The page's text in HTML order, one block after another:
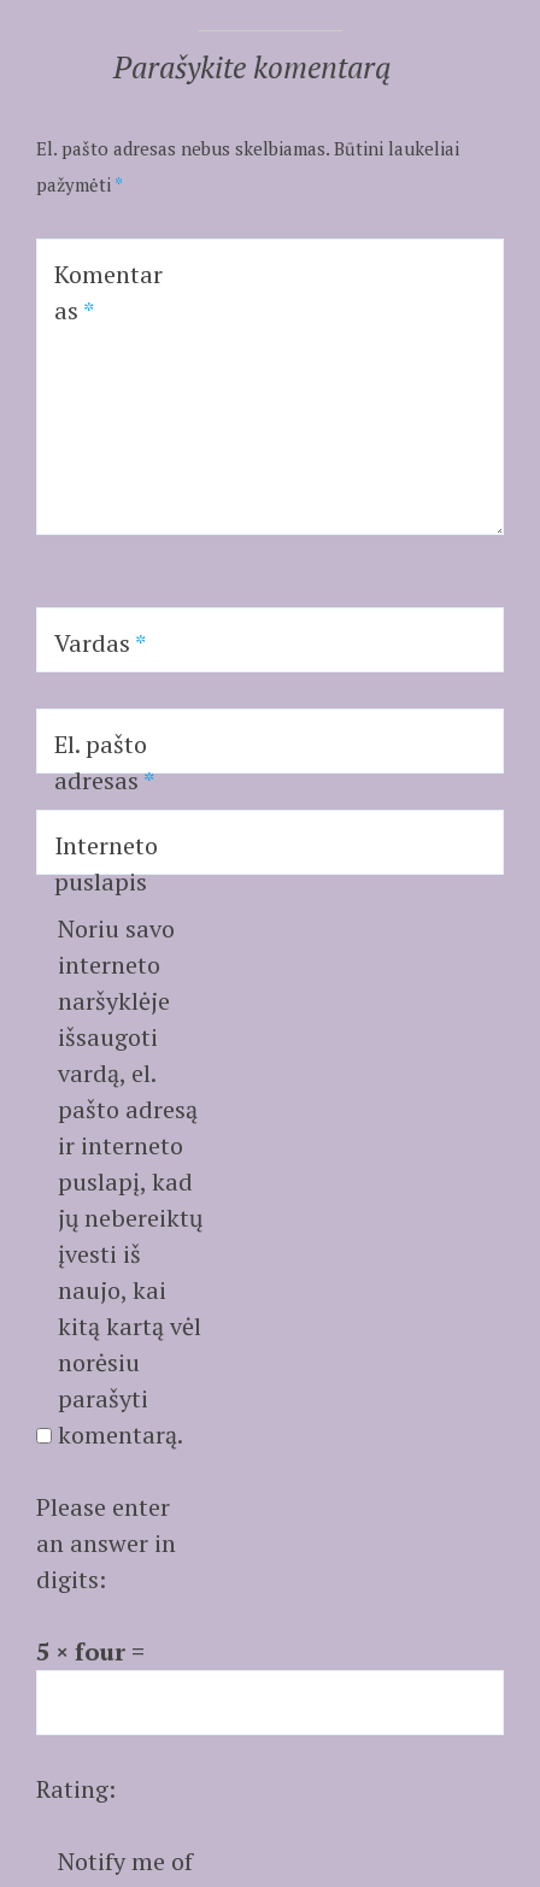
Parašykite komentarą
El. pašto adresas nebus skelbiamas. Būtini laukeliai
pažymėti *
Komentar
as *
Vardas *
El. pašto
adresas*
Interneto
puslapis
Noriu savo
interneto
naršyklėje
išsaugoti
vardą, el.
pašto adresą
ir interneto
puslapį, kad
jų nebereiktų
įvesti iš
naujo, kai
kitą kartą vėl
norėsiu
parašyti
komentarą.
Please enter
an answer in
digits:
5 × four =
Rating:
Notify me of